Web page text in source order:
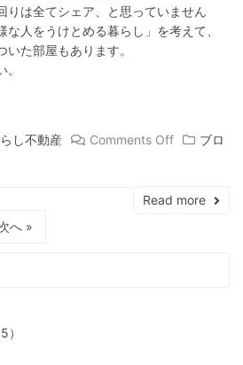
りは全てシェア、と思っていません
人をうけとめる暮らし」を考えて、
た部屋もあります。
し不動産 Comments Off
ブロ
Read more
へ »